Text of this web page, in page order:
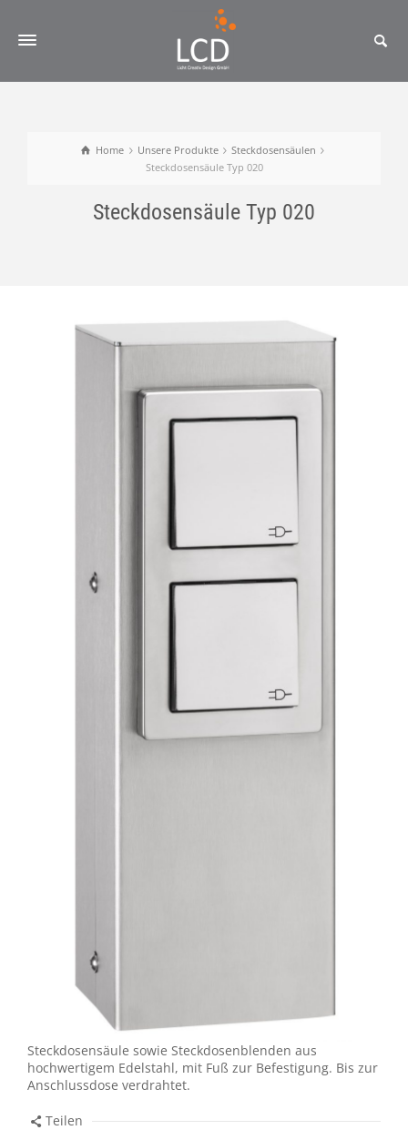
Home Unsere Produkte
Steckdosensäulen
Steckdosensäule Typ 020
Steckdosensäule Typ 020
Steckdosensäule sowie Steckdosenblenden aus
hochwertigem Edelstahl, mit Fuß zur Befestigung. Bis zur
Anschlussdose verdrahtet.
Teilen